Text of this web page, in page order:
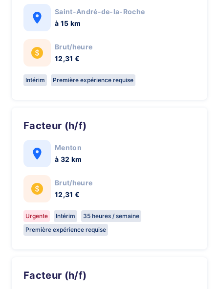
Saint-André-de-la-Roche
à 15 km
Brut/heure
12,31 €
Intérim Première expérience requise
Facteur (h/f)
Menton
à 32 km
Brut/heure
12,31 €
Urgente Intérim
35 heures / semaine
Première expérience requise
Facteur (h/f)